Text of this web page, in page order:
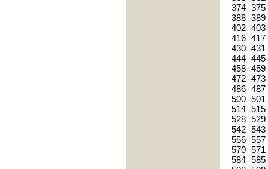
374 375
388 389
402 403
416 417
430 431
444 445
458 459
472 473
486 487
500 501
514 515
528 529
542 543
556 557
570 571
584 585